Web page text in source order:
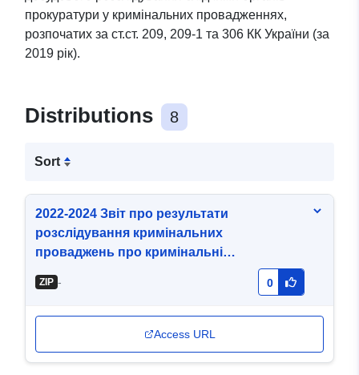
діяльності органів
правопорядку щодо
протидії кримінальним
кібербезпеки
(кіберзлочини) за
формою №1-КІБ
прокуратури у кримінальних провадженнях,
розпочатих за ст.ст. 209, 209-1 та 306 КК України (за
2019 рік).
Distributions 8
Sort
2022-2024 Звіт про результати
розслідування кримінальних
проваджень про кримінальні
(відмивання) майна, одержаного
тероризму, розповсюдження зброї
масового знищення
ZIP - 0
Access URL